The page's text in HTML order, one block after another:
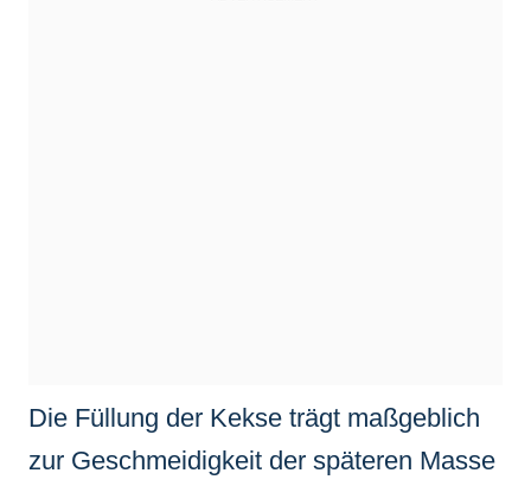
Die Füllung der Kekse trägt maßgeblich
zur Geschmeidigkeit der späteren Masse